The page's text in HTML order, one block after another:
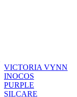
VICTORIA VYNN
INOCOS
PURPLE
SILCARE